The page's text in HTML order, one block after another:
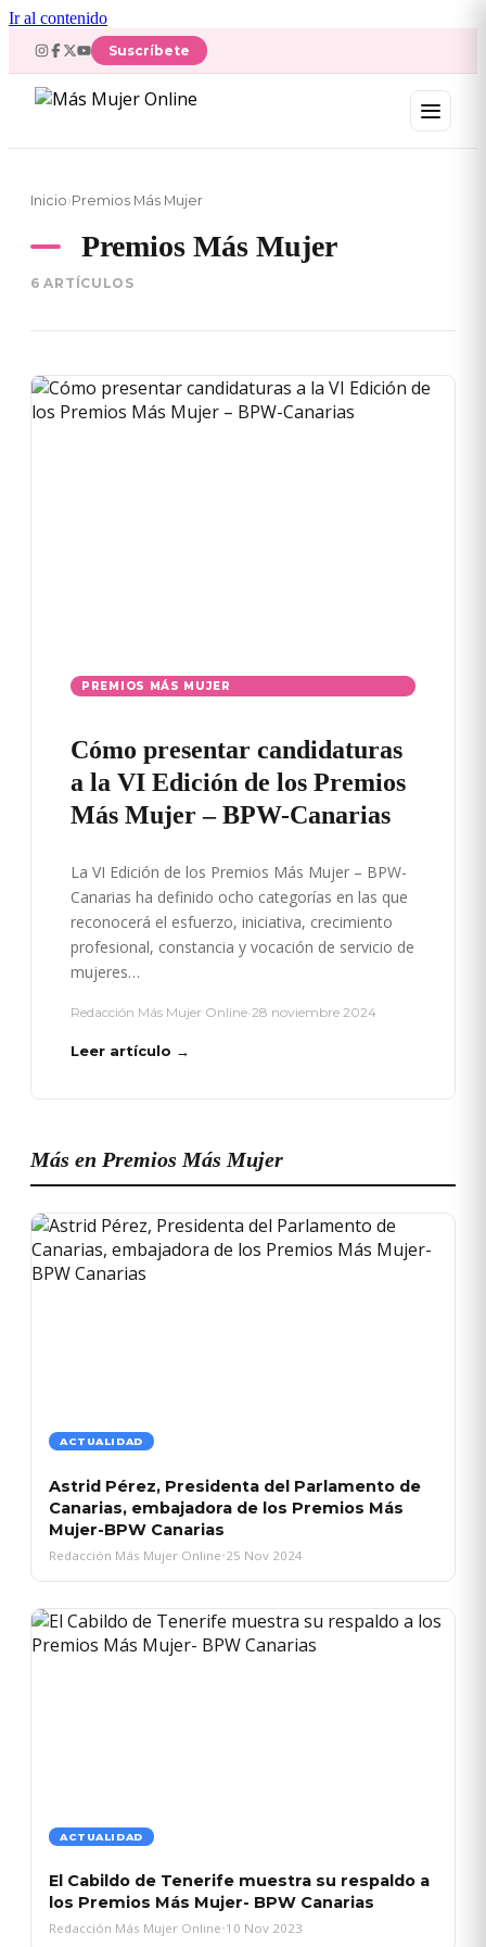
Ir al contenido
Suscríbete
Inicio›Premios Más Mujer
Premios Más Mujer
6 ARTÍCULOS
PREMIOS MÁS MUJER
Cómo presentar candidaturas
a la VI Edición de los Premios
Más Mujer – BPW-Canarias
La VI Edición de los Premios Más Mujer – BPW-
Canarias ha definido ocho categorías en las que
reconocerá el esfuerzo, iniciativa, crecimiento
profesional, constancia y vocación de servicio de
mujeres…
Redacción Más Mujer Online• 28 noviembre 2024
Leer artículo →
Más en Premios Más Mujer
ACTUALIDAD
Astrid Pérez, Presidenta del Parlamento de
Canarias, embajadora de los Premios Más
Mujer-BPW Canarias
Redacción Más Mujer Online•25 Nov 2024
ACTUALIDAD
El Cabildo de Tenerife muestra su respaldo a
los Premios Más Mujer- BPW Canarias
Redacción Más Mujer Online•10 Nov 2023